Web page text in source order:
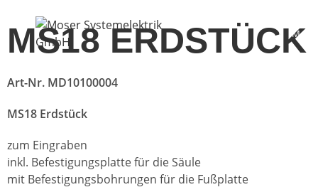
Menü
MS18 ERDSTÜCK
Art-Nr. MD10100004
MS18 Erdstück
zum Eingraben
inkl. Befestigungsplatte für die Säule
mit Befestigungsbohrungen für die Fußplatte